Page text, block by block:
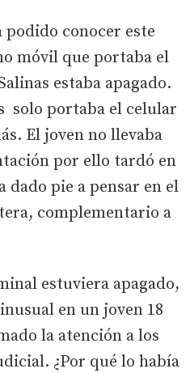
podido conocer este
móvil que portaba el
estaba apagado.
solo portaba el celular
El joven no llevaba
por ello tardó en
dado pie a pensar en el
complementario a
estuviera apagado,
en un joven 18
la atención a los
¿Por qué lo había